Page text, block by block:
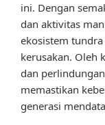
ini. Dengan
dan aktivitas
ekosistem
kerusakan. Oleh
dan
memastikan
generasi